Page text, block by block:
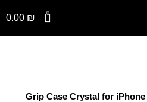
0
0.00 ₪
Grip Case Crystal for iPhone